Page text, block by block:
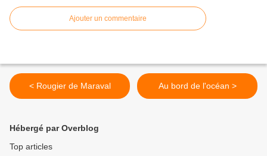
Ajouter un commentaire
< Rougier de Maraval Au bord de l'océan >
Hébergé par Overblog
Top articles